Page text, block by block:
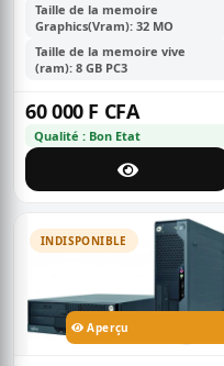
Taille de la memoire
Graphics(Vram): 32 MO
Taille de la memoire vive
(ram): 8 GB PC3
60 000 F CFA
Qualité : Bon Etat
INDISPONIBLE
Aperçu